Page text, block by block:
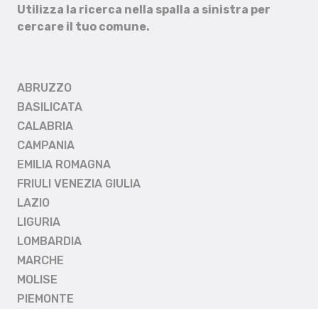
Utilizza la ricerca nella spalla a sinistra per
cercare il tuo comune.
ABRUZZO
BASILICATA
CALABRIA
CAMPANIA
EMILIA ROMAGNA
FRIULI VENEZIA GIULIA
LAZIO
LIGURIA
LOMBARDIA
MARCHE
MOLISE
PIEMONTE